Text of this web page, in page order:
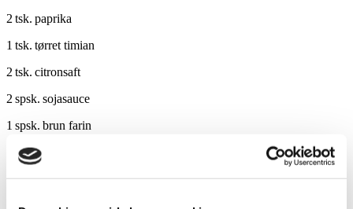
2 tsk. paprika
1 tsk. tørret timian
2 tsk. citronsaft
2 spsk. sojasauce
1 spsk. brun farin
1 dl. AMA Original
Salt og peber